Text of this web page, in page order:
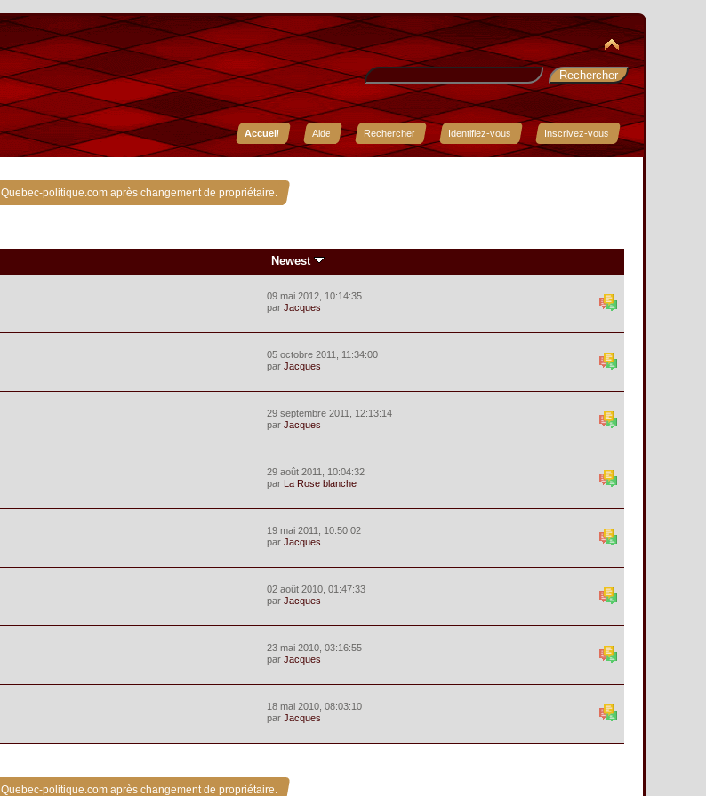
Accueil
Aide Rechercher Identifiez-vous Inscrivez-vous
Quebec-politique.com après changement de propriétaire.
Newest
09 mai 2012, 10:14:35
parJacques
05 octobre 2011, 11:34:00
parJacques
29 septembre 2011, 12:13:14
parJacques
29 août 2011, 10:04:32
par
La Rose blanche
19 mai 2011, 10:50:02
parJacques
02 août 2010, 01:47:33
parJacques
23 mai 2010, 03:16:55
parJacques
18 mai 2010, 08:03:10
parJacques
Quebec-politique.com après changement de propriétaire.